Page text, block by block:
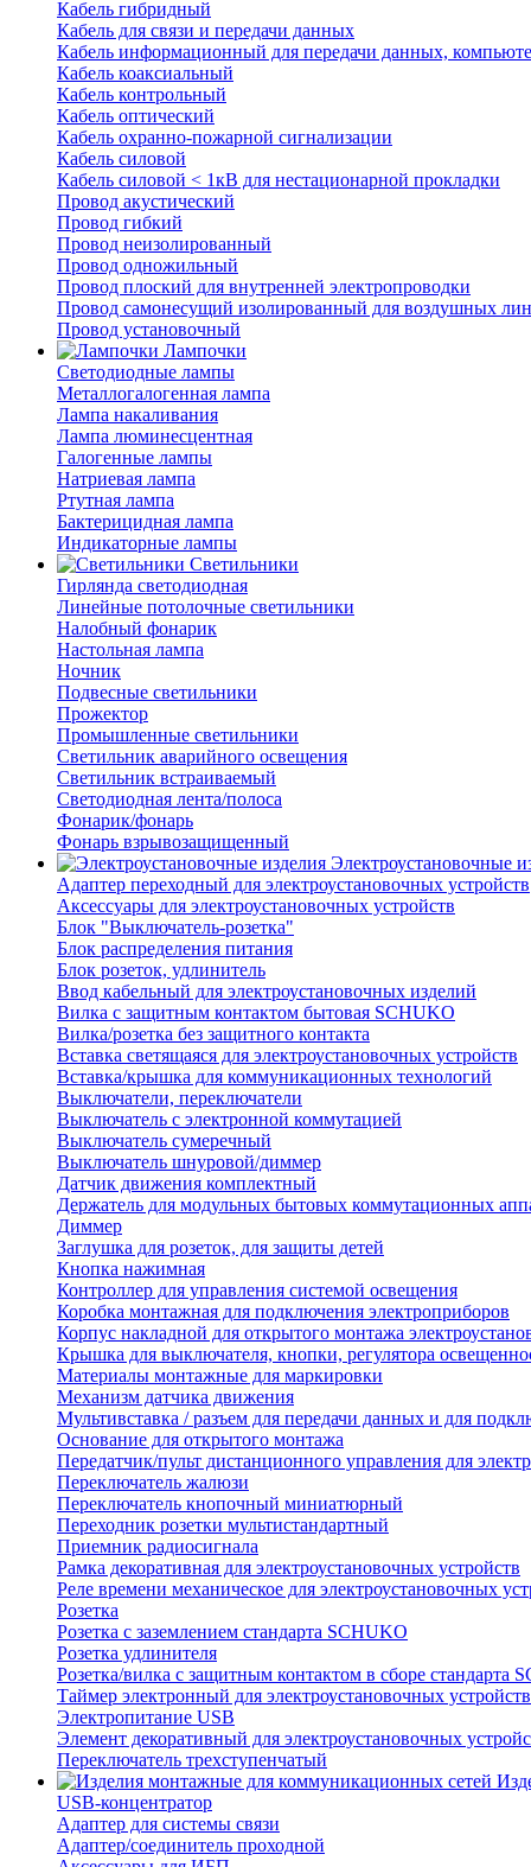
Кабель гибридный
Кабель для связи и передачи данных
Кабель информационный для передачи данных,
Кабель коаксиальный
Кабель контрольный
Кабель оптический
Кабель охранно-пожарной сигнализации
Кабель силовой
Кабель силовой < 1кВ для нестационарной прокладки
Провод акустический
Провод гибкий
Провод неизолированный
Провод одножильный
Провод плоский для внутренней электропроводки
Провод самонесущий изолированный для воздушных
Провод установочный
Лампочки
Светодиодные лампы
Металлогалогенная лампа
Лампа накаливания
Лампа люминесцентная
Галогенные лампы
Натриевая лампа
Ртутная лампа
Бактерицидная лампа
Индикаторные лампы
Светильники
Гирлянда светодиодная
Линейные потолочные светильники
Налобный фонарик
Настольная лампа
Ночник
Подвесные светильники
Прожектор
Промышленные светильники
Светильник аварийного освещения
Светильник встраиваемый
Светодиодная лента/полоса
Фонарик/фонарь
Фонарь взрывозащищенный
Электроустановочные
Адаптер переходный для электроустановочных устройств
Аксессуары для электроустановочных устройств
Блок "Выключатель-розетка"
Блок распределения питания
Блок розеток, удлинитель
Ввод кабельный для электроустановочных изделий
Вилка с защитным контактом бытовая SCHUKO
Вилка/розетка без защитного контакта
Вставка светящаяся для электроустановочных устройств
Вставка/крышка для коммуникационных технологий
Выключатели, переключатели
Выключатель с электронной коммутацией
Выключатель сумеречный
Выключатель шнуровой/диммер
Датчик движения комплектный
Держатель для модульных бытовых коммутационных
Диммер
Заглушка для розеток, для защиты детей
Кнопка нажимная
Контроллер для управления системой освещения
Коробка монтажная для подключения электроприборов
Корпус накладной для открытого монтажа
Крышка для выключателя, кнопки, регулятора
Материалы монтажные для маркировки
Механизм датчика движения
Мультивставка / разъем для передачи данных и для
Основание для открытого монтажа
Передатчик/пульт дистанционного управления для
Переключатель жалюзи
Переключатель кнопочный миниатюрный
Переходник розетки мультистандартный
Приемник радиосигнала
Рамка декоративная для электроустановочных устройств
Реле времени механическое для электроустановочных
Розетка
Розетка с заземлением стандарта SCHUKO
Розетка удлинителя
Розетка/вилка с защитным контактом в сборе стандарта
Таймер электронный для электроустановочных устройств
Электропитание USB
Элемент декоративный для электроустановочных
Переключатель трехступенчатый
USB-концентратор
Адаптер для системы связи
Адаптер/соединитель проходной